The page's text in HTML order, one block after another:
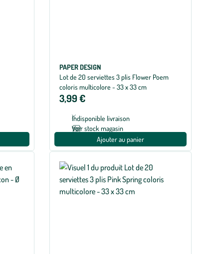
PAPER DESIGN
Lot de 20 serviettes 3 plis Flower Poem
coloris multicolore - 33 x 33 cm
3,99 €
Indisponible livraison
Voir stock magasin
Ajouter au panier